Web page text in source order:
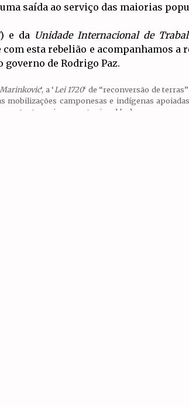
saída ao serviço das maiorias
) e da Unidade Internacional de
esta rebelião e acompanhamos
de Rodrigo Paz.
‘, a ‘Lei 1720‘ de “reconversão de
mobilizações camponesas e indígenas
que tentasse impor outra igual [ ↩]